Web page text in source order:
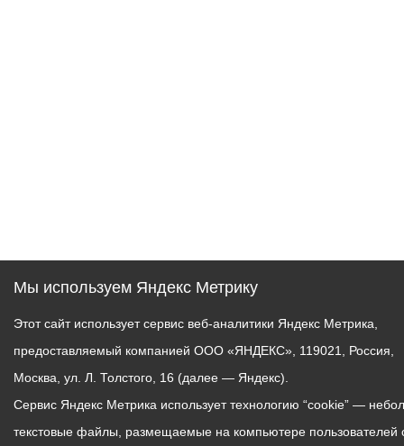
Мы используем Яндекс Метрику
Этот сайт использует сервис веб-аналитики Яндекс Метрика,
предоставляемый компанией ООО «ЯНДЕКС», 119021, Россия,
Москва, ул. Л. Толстого, 16 (далее — Яндекс).
Сервис Яндекс Метрика использует технологию “cookie” —
текстовые файлы, размещаемые на компьютере пользователей